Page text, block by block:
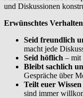
und Diskussionen
Erwünschtes
Seid freundlich
macht jede
Seid höflich – mit
Bleibt sachlich
Gespräche über
Teilt euer Wissen
sind immer